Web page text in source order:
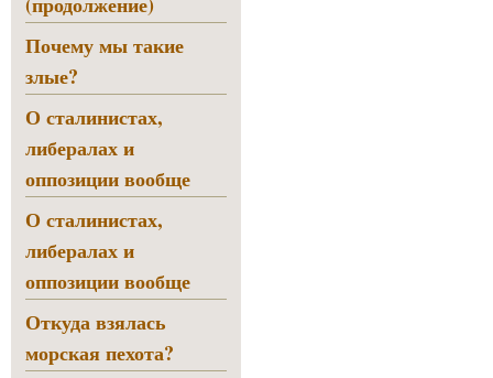
Почему мы такие
злые?
О сталинистах,
либералах и
оппозиции вообще
О сталинистах,
либералах и
оппозиции вообще
Откуда взялась
морская пехота?